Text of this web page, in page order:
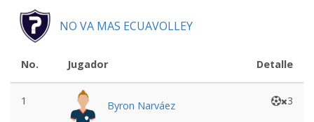
NO VA MAS ECUAVOLLEY
No. Jugador Detalle
1 Byron Narváez 3